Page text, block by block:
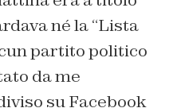
né la “Lista
partito politico
da me
su Facebook